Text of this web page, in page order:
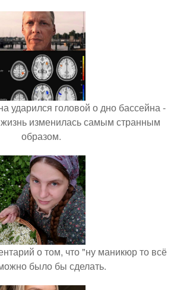
ударился головой о дно бассейна -
жизнь изменилась самым странным
образом.
о том, что "ну маникюр то всё
было бы сделать.